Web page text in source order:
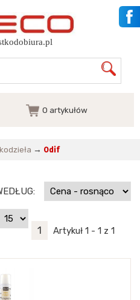
0 artykułów
→ Odif
1 Artykuł 1 - 1 z 1